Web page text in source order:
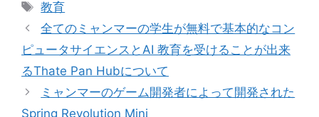
ゴ
リ
ー
タ
グ
教育
全てのミャンマーの学生が無料で基本的なコン
ピュータサイエンスとAI 教育を受けることが出来
るThate Pan Hubについて
ミャンマーのゲーム開発者によって開発された
Spring Revolution Mini